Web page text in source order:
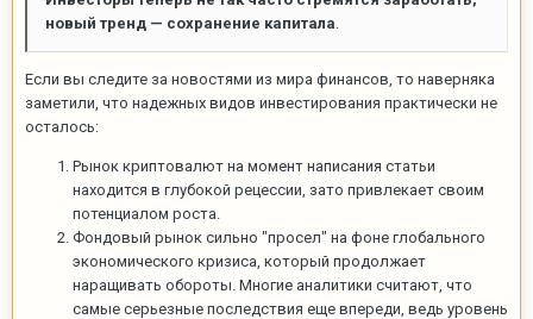
новый тренд — сохранение капитала
Если вы следите за новостями из мира финансов, то наверняка
заметили, что надежных видов инвестирования практически не
осталось:
Рынок криптовалют на момент написания статьи
находится в глубокой рецессии, зато привлекает своим
потенциалом роста.
Фондовый рынок сильно "просел" на фоне глобального
экономического кризиса, который продолжает
наращивать обороты. Многие аналитики считают, что
самые серьезные последствия еще впереди, ведь уровень